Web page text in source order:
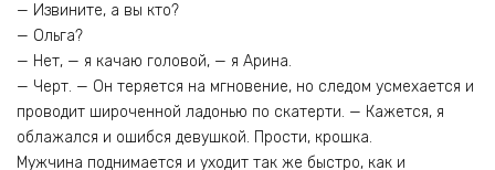
— Извините, а вы кто?
— Ольга?
— Нет, — я качаю головой, — я Арина.
— Черт. — Он теряется на мгновение, но следом усмехается и
проводит широченной ладонью по скатерти. — Кажется, я
облажался и ошибся девушкой. Прости, крошка.
Мужчина поднимается и уходит так же быстро, как и